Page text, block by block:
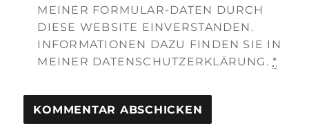
MEINER FORMULAR-DATEN DURCH
DIESE WEBSITE EINVERSTANDEN.
INFORMATIONEN DAZU FINDEN SIE IN
MEINER DATENSCHUTZERKLÄRUNG.*